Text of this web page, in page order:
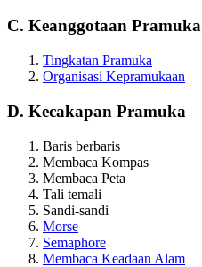
C. Keanggotaan Pramuka
Tingkatan Pramuka
Organisasi Kepramukaan
D. Kecakapan Pramuka
Baris berbaris
Membaca Kompas
Membaca Peta
Tali temali
Sandi-sandi
Morse
Semaphore
Membaca Keadaan Alam